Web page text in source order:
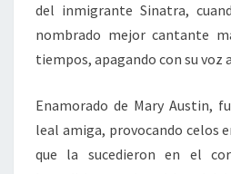
del inmigrante Sinatra,
nombrado mejor cantante
tiempos, apagando con su voz
Enamorado de Mary Austin,
leal amiga, provocando celos
que la sucedieron en el